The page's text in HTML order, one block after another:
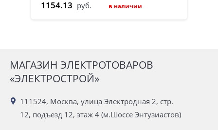
1154.13 руб. в наличии
МАГАЗИН ЭЛЕКТРОТОВАРОВ
«ЭЛЕКТРОСТРОЙ»
111524, Москва, улица Электродная 2, стр.
12, подъезд 12, этаж 4 (м.Шоссе Энтузиастов)